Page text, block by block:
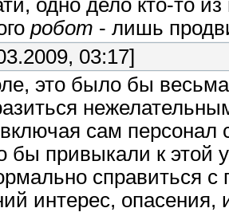
одно дело кто-то
робот - лишь
03:17]
это было бы весьма
сам персонал
бы привыкали к этой
справиться
интерес, опасения,